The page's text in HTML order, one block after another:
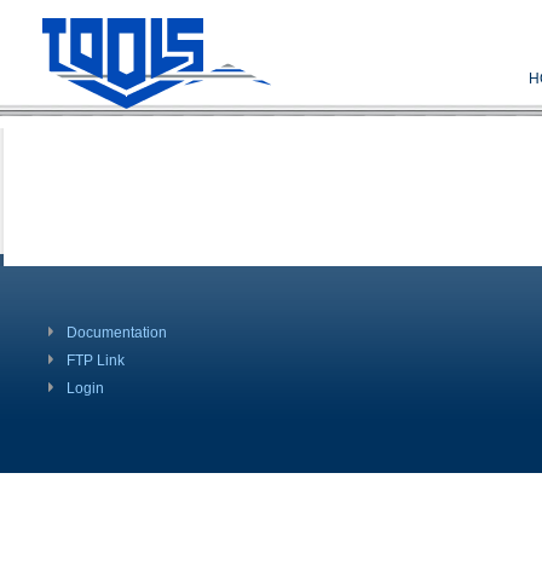
Documentation
FTP Link
Login